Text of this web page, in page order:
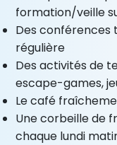
formation/veille
Des conférences
régulière
Des activités de
escape-games,
Le café
Une corbeille de
chaque lundi